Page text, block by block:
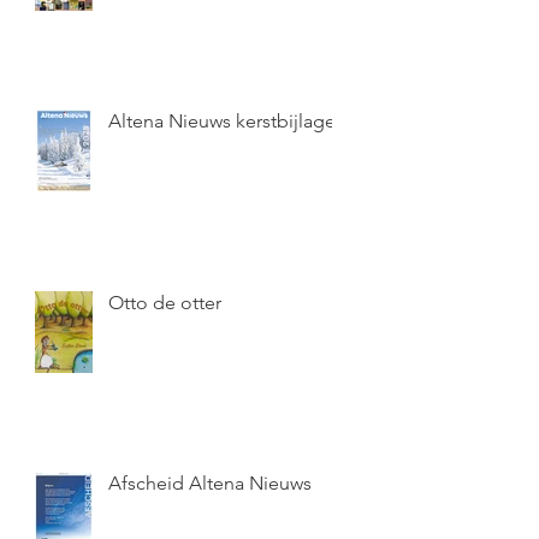
Altena Nieuws kerstbijlage
Otto de otter
Afscheid Altena Nieuws